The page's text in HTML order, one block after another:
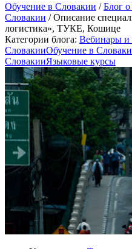
Обучение в Словакии /Блог
Словакии /Описание
логистика», ТУКЕ, Кошице
Категории блога: Вебинары и
СловакииОбучение в
СловакииЯзыковые курсы